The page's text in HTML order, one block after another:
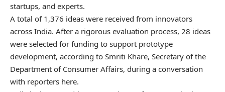
startups, and experts.
A total of 1,376 ideas were received from innovators
across India. After a rigorous evaluation process, 28 ideas
were selected for funding to support prototype
development, according to Smriti Khare, Secretary of the
Department of Consumer Affairs, during a conversation
with reporters here.